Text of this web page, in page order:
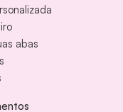
abas